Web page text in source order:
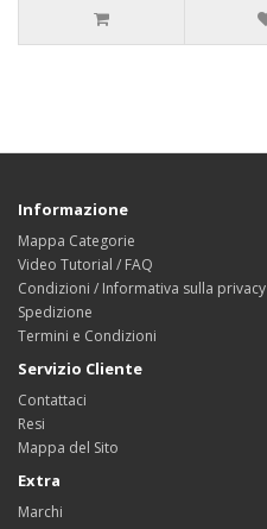
Informazione
Mappa Categorie
Video Tutorial / FAQ
Condizioni / Informativa sulla privacy
Spedizione
Termini e Condizioni
Servizio Cliente
Contattaci
Resi
Mappa del Sito
Extra
Marchi